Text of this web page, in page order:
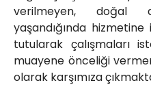
verilmeyen, doğal
yaşandığında
tutularak çalışmaları
muayene önceliği
olarak karşımıza